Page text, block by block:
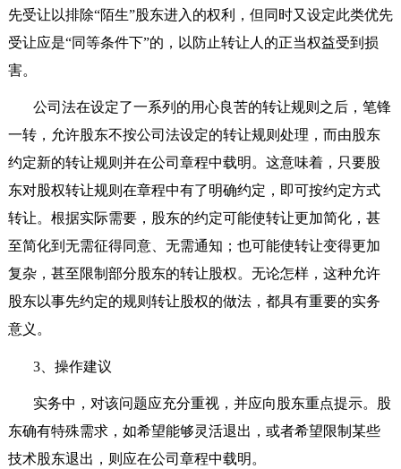
先受让以排除“陌生”股东进入的权利，但同时又设定此类优先
受让应是“同等条件下”的，以防止转让人的正当权益受到损
害。
公司法在设定了一系列的用心良苦的转让规则之后，笔锋
一转，允许股东不按公司法设定的转让规则处理，而由股东
约定新的转让规则并在公司章程中载明。这意味着，只要股
东对股权转让规则在章程中有了明确约定，即可按约定方式
转让。根据实际需要，股东的约定可能使转让更加简化，甚
至简化到无需征得同意、无需通知；也可能使转让变得更加
复杂，甚至限制部分股东的转让股权。无论怎样，这种允许
股东以事先约定的规则转让股权的做法，都具有重要的实务
意义。
3、操作建议
实务中，对该问题应充分重视，并应向股东重点提示。股
东确有特殊需求，如希望能够灵活退出，或者希望限制某些
技术股东退出，则应在公司章程中载明。